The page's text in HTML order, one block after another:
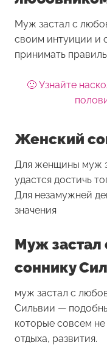
Муж застал с
своим интуиции и
принимать
🙂 Узнайте
Женский
Для женщины муж
удастся достичь
Для незамужней
значения
Муж застал
соннику
муж застал с
Сильвии —
которые совсем
отдыха, развития.